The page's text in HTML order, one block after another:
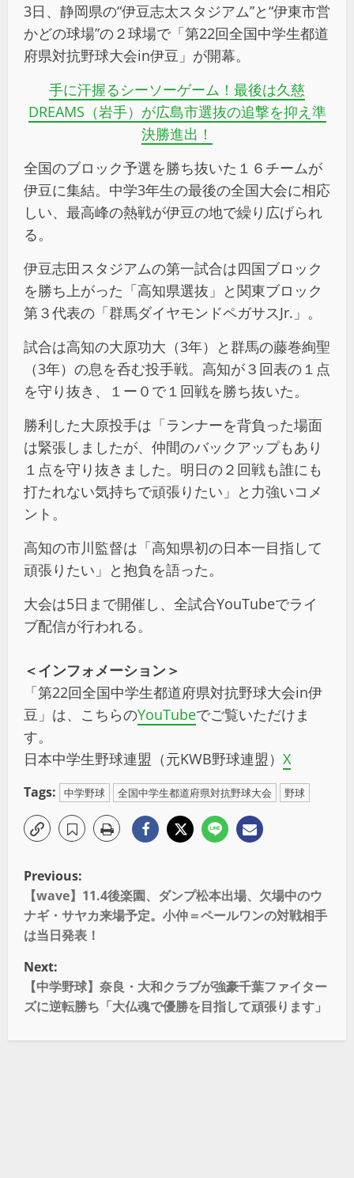
3日、静岡県の“伊豆志太スタジアム”と“伊東市営
かどの球場”の２球場で「第22回全国中学生都道
府県対抗野球大会in伊豆」が開幕。
手に汗握るシーソーゲーム！最後は久慈
DREAMS （岩手）が広島市選抜の追撃を抑え準
決勝進出！
全国のブロック予選を勝ち抜いた１６チームが
伊豆に集結。中学3年生の最後の全国大会に相応
しい、最高峰の熱戦が伊豆の地で繰り広げられ
る。
伊豆志田スタジアムの第一試合は四国ブロック
を勝ち上がった「高知県選抜」と関東ブロック
第３代表の「群馬ダイヤモンドペガサスJr.」。
試合は高知の大原功大（3年）と群馬の藤巻絢聖
（3年）の息を呑む投手戦。高知が３回表の１点
を守り抜き、１ー０で１回戦を勝ち抜いた。
勝利した大原投手は「ランナーを背負った場面
は緊張しましたが、仲間のバックアップもあり
１点を守り抜きました。明日の２回戦も誰にも
打たれない気持ちで頑張りたい」と力強いコメ
ント。
高知の市川監督は「高知県初の日本一目指して
頑張りたい」と抱負を語った。
大会は5日まで開催し、全試合YouTubeでライ
ブ配信が行われる。
＜インフォメーション＞
「第22回全国中学生都道府県対抗野球大会in伊
豆」は、こちらのYouTubeでご覧いただけま
す。
日本中学生野球連盟（元KWB野球連盟） X
Tags: 中学野球 全国中学生都道府県対抗野球大会 野球
Previous:
【wave】11.4後楽園、ダンプ松本出場、欠場中のウ
ナギ・サヤカ来場予定。小仲＝ペールワンの対戦相手
は当日発表！
Next:
【中学野球】奈良・大和クラブが強豪千葉ファイター
ズに逆転勝ち「大仏魂で優勝を目指して頑張ります」